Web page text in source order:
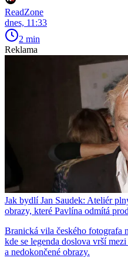
ReadZone
dnes, 11:33
2 min
Reklama
Jak bydlí Jan Saudek: Ateliér
obrazy, které Pavlína odmítá
Branická vila českého fotografa
kde se legenda doslova vrší
a nedokončené obrazy.